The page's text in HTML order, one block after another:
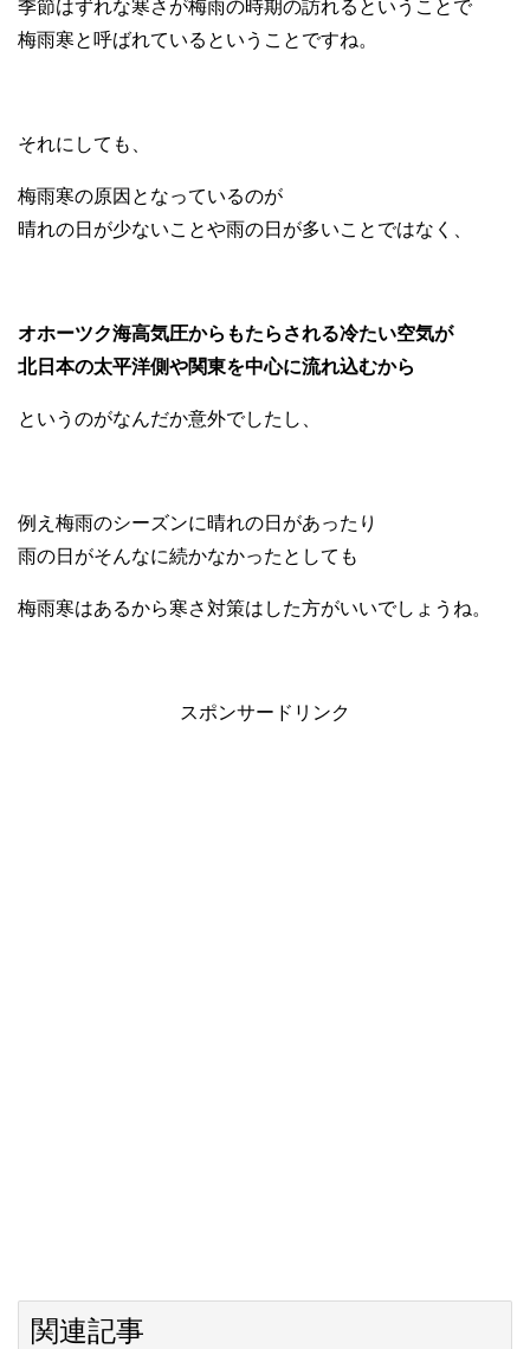
季節はずれな寒さが梅雨の時期の訪れるということで
梅雨寒と呼ばれているということですね。
それにしても、
梅雨寒の原因となっているのが
晴れの日が少ないことや雨の日が多いことではなく、
オホーツク海高気圧からもたらされる冷たい空気が
北日本の太平洋側や関東を中心に流れ込むから
というのがなんだか意外でしたし、
例え梅雨のシーズンに晴れの日があったり
雨の日がそんなに続かなかったとしても
梅雨寒はあるから寒さ対策はした方がいいでしょうね。
スポンサードリンク
関連記事